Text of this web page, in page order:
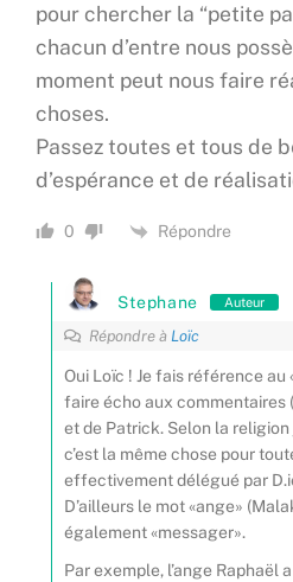
pour chercher la “petite
chacun d’entre nous
moment peut nous faire
choses.
Passez toutes et tous de
d’espérance et de
0 Répondre
Stephane Auteur
Répondre àLoïc
Oui Loïc ! Je fais référence au
faire écho aux commentaires
et de Patrick. Selon la
c’est la même chose pour
effectivement délégué par
D’ailleurs le mot «ange»
également «messager».
Par exemple, l’ange Raphaël